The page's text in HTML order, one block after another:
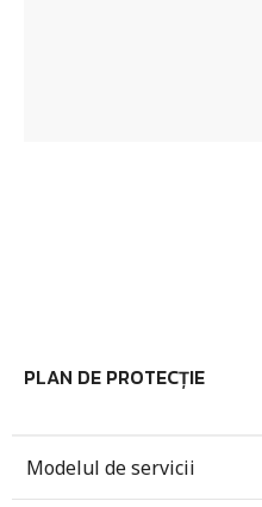
PLAN DE PROTECȚIE
Modelul de servicii